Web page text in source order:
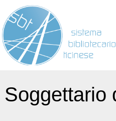
Soggettario